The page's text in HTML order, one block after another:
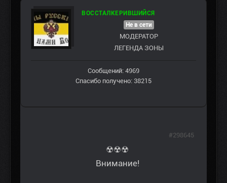
ВОССТАЛКЕРИВШИЙСЯ
Не в сети
МОДЕРАТОР
ЛЕГЕНДА ЗОНЫ
Сообщений: 4969
Спасибо получено: 38215
☢☢☢
Внимание!
#298645